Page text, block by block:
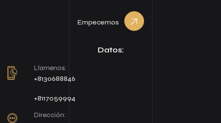
Empecemos
Datos:
Llamenos:
+8130688846
+8117059994
Dirección: